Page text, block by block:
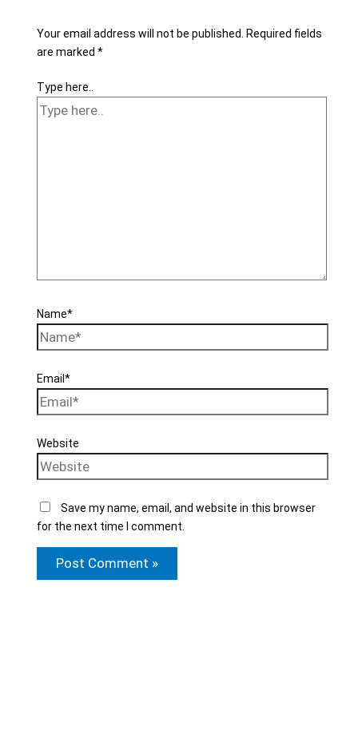
Your email address will not be published.
Required fields
are marked *
Type here..
Name*
Email*
Website
Save my name, email, and website in this browser
for the next time I comment.